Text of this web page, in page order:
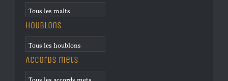
Houblons
Accords mets